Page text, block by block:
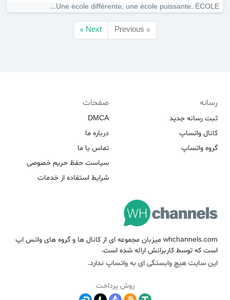
Une école différente, une école puissante. ÉCOLE...
« Previous
Next »
رسانه
ثبت رسانه جدید
کانال واتساپ
گروه واتساپ
صفحات
DMCA
درباره ما
تماس با ما
سیاست حفظ حریم خصوصی
شرایط استفاده از خدمات
whchannels.com میزبان مجموعه ای از کانال ها و گروه های واتس اپ
است که توسط کاربرانش ارائه شده است.
این سایت هیچ وابستگی ای به واتساپ ندارد.
روش پرداخت